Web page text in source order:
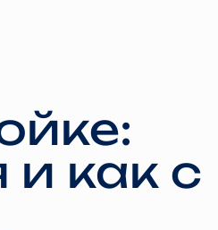
и как с